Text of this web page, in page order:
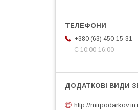
+380 (63) 450-15-31
С 10:00-16:00
http://